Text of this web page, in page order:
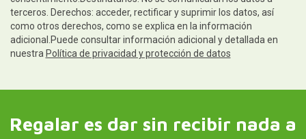
terceros. Derechos: acceder, rectificar y suprimir los datos, así
como otros derechos, como se explica en la información
adicional.Puede consultar información adicional y detallada en
nuestra Política de privacidad y protección de datos
Regalar es dar sin recibir nada a